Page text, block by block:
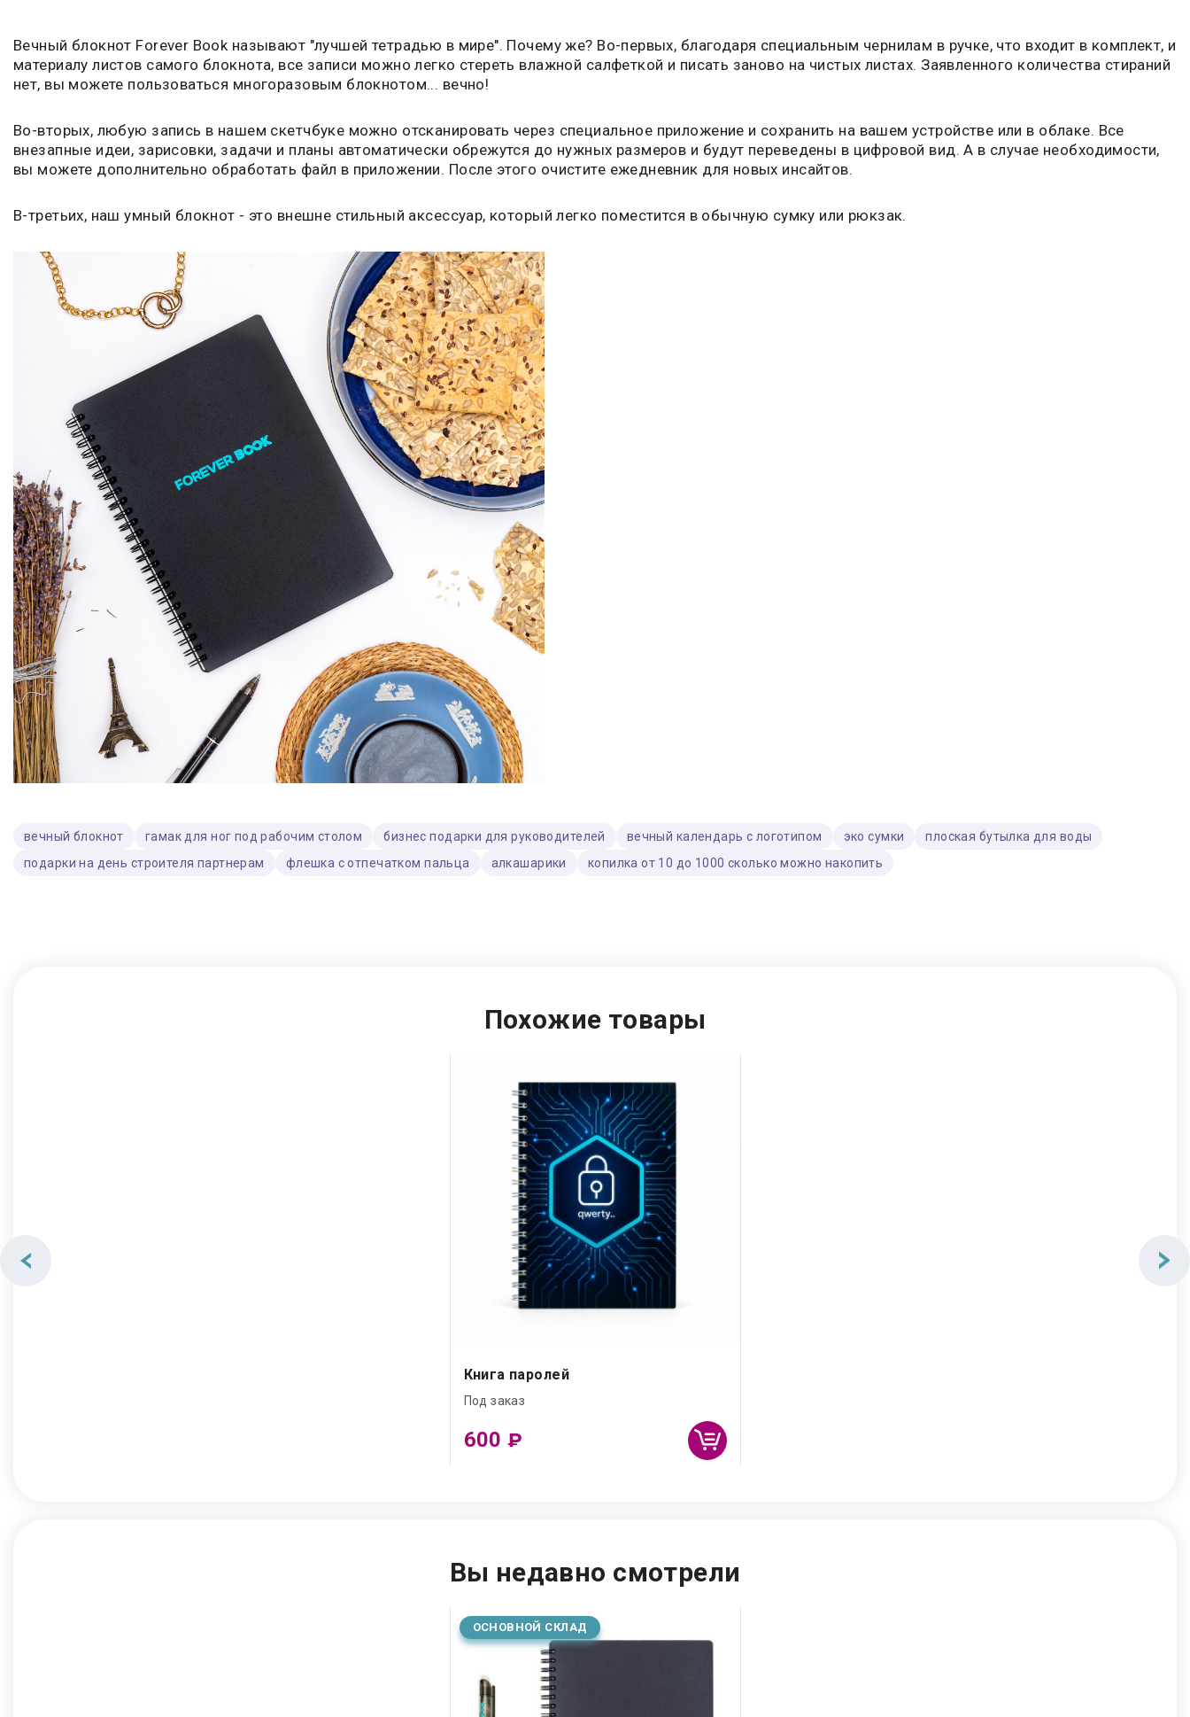
Вечный блокнот Forever Book называют "лучшей тетрадью в мире". Почему же? Во-первых, благодаря специальным чернилам в ручке, что входит в комплект, и
материалу листов самого блокнота, все записи можно легко стереть влажной салфеткой и писать заново на чистых листах. Заявленного количества стираний
нет, вы можете пользоваться многоразовым блокнотом... вечно!
Во-вторых, любую запись в нашем скетчбуке можно отсканировать через специальное приложение и сохранить на вашем устройстве или в облаке. Все
внезапные идеи, зарисовки, задачи и планы автоматически обрежутся до нужных размеров и будут переведены в цифровой вид. А в случае необходимости,
вы можете дополнительно обработать файл в приложении. После этого очистите ежедневник для новых инсайтов.
В-третьих, наш умный блокнот - это внешне стильный аксессуар, который легко поместится в обычную сумку или рюкзак.
вечный блокнот гамак для ног под рабочим столом бизнес подарки для руководителей вечный календарь с логотипом эко сумки
плоская бутылка для воды
подарки на день строителя партнерам
флешка с отпечатком пальца алкашарики копилка от 10 до 1000 сколько можно накопить
Похожие товары
Книга паролей
Под заказ
600₽
Вы недавно смотрели
ОСНОВНОЙ СКЛАД